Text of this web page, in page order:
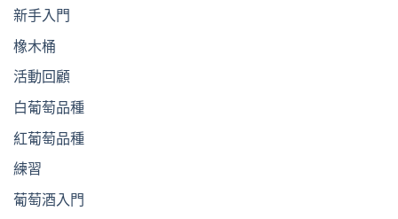
新手入門
橡木桶
活動回顧
白葡萄品種
紅葡萄品種
練習
葡萄酒入門